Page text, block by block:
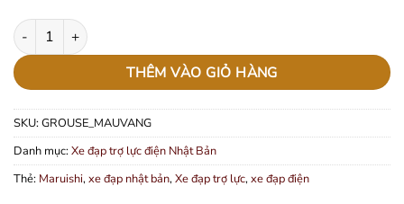
Xe đạp trợ lực điện Grouse - Màu vàng số lượng
THÊM VÀO GIỎ HÀNG
SKU:GROUSE_MAUVANG
Danh mục:Xe đạp trợ lực điện Nhật Bản
Thẻ: Maruishi,xe đạp nhật bản,Xe đạp trợ lực,xe đạp điện